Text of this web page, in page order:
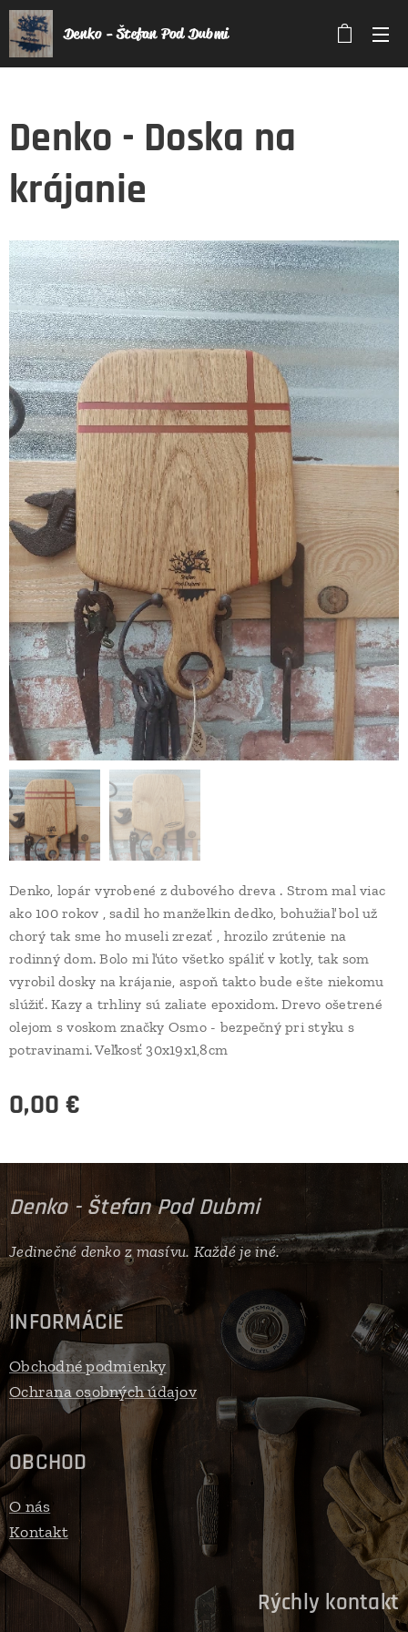
Denko - Štefan Pod Dubmi
Denko - Doska na
krájanie
Denko, lopár vyrobené z dubového dreva . Strom mal viac
ako 100 rokov , sadil ho manželkin dedko, bohužiaľ bol už
chorý tak sme ho museli zrezať , hrozilo zrútenie na
rodinný dom. Bolo mi ľúto všetko spáliť v kotly, tak som
vyrobil dosky na krájanie, aspoň takto bude ešte niekomu
slúžiť. Kazy a trhliny sú zaliate epoxidom. Drevo ošetrené
olejom s voskom značky Osmo - bezpečný pri styku s
potravinami. Veľkosť 30x19x1,8cm
0,00 €
Denko - Štefan Pod Dubmi
Jedinečné denko z masívu. Každé je iné.
INFORMÁCIE
Obchodné podmienky
Ochrana osobných údajov
OBCHOD
O nás
Kontakt
Rýchly kontakt